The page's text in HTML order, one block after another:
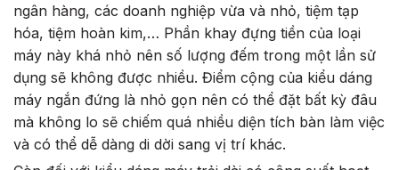
ngân hàng, các doanh nghiệp vừa và nhỏ, tiệm tạp
hóa, tiệm hoàn kim,… Phần khay đựng tiền của loại
máy này khá nhỏ nên số lượng đếm trong một lần sử
dụng sẽ không được nhiều. Điểm cộng của kiểu dáng
máy ngắn đứng là nhỏ gọn nên có thể đặt bất kỳ đâu
mà không lo sẽ chiếm quá nhiều diện tích bàn làm việc
và có thể dễ dàng di dời sang vị trí khác.